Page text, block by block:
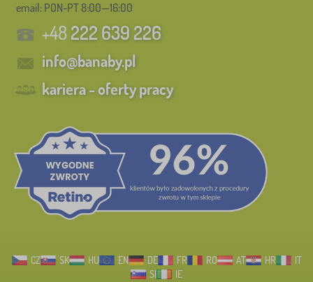
email: PON-PT 8:00—16:00
+48222 639 226
info@banaby.pl
kariera - oferty pracy
CZ SK HU EN DE FR RO AT HR
IT
SI
IE